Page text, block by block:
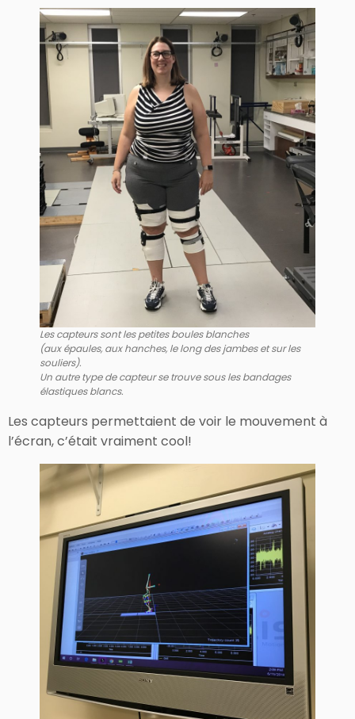
Les capteurs sont les petites boules blanches
(aux épaules, aux hanches, le long des jambes et sur les
souliers).
Un autre type de capteur se trouve sous les bandages
élastiques blancs.
Les capteurs permettaient de voir le mouvement à
l’écran, c’était vraiment cool!